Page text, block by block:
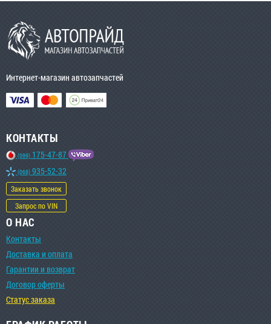
Интернет-магазин автозапчастей
КОНТАКТЫ
(099) 175-47-87
(068) 935-52-32
Заказать звонок
Запрос по VIN
О НАС
Контакты
Доставка и оплата
Гарантии и возврат
Договор оферты
Статус заказа